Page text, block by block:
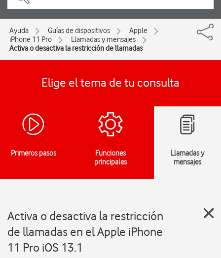
Ayuda Guías de dispositivos
Apple
iPhone 11 Pro
Llamadas y mensajes
Activa o desactiva la restricción de llamadas
Elige el tema de tu consulta
Primeros pasos
Funciones
principales
Llamadas y
mensajes
Activa o desactiva la restricción
de llamadas en el Apple iPhone
11 Pro iOS 13.1